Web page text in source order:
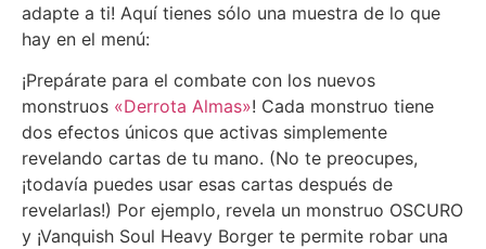
adapte a ti! Aquí tienes sólo una muestra de lo que
hay en el menú:
¡Prepárate para el combate con los nuevos
monstruos «Derrota Almas»! Cada monstruo tiene
dos efectos únicos que activas simplemente
revelando cartas de tu mano. (No te preocupes,
¡todavía puedes usar esas cartas después de
revelarlas!) Por ejemplo, revela un monstruo OSCURO
y ¡Vanquish Soul Heavy Borger te permite robar una